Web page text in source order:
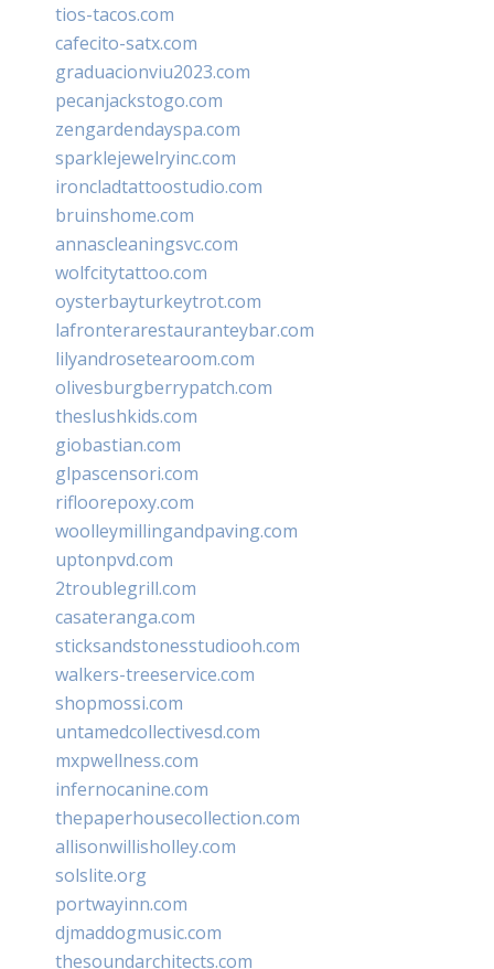
tios-tacos.com
cafecito-satx.com
graduacionviu2023.com
pecanjackstogo.com
zengardendayspa.com
sparklejewelryinc.com
ironcladtattoostudio.com
bruinshome.com
annascleaningsvc.com
wolfcitytattoo.com
oysterbayturkeytrot.com
lafronterarestauranteybar.com
lilyandrosetearoom.com
olivesburgberrypatch.com
theslushkids.com
giobastian.com
glpascensori.com
rifloorepoxy.com
woolleymillingandpaving.com
uptonpvd.com
2troublegrill.com
casateranga.com
sticksandstonesstudiooh.com
walkers-treeservice.com
shopmossi.com
untamedcollectivesd.com
mxpwellness.com
infernocanine.com
thepaperhousecollection.com
allisonwillisholley.com
solslite.org
portwayinn.com
djmaddogmusic.com
thesoundarchitects.com